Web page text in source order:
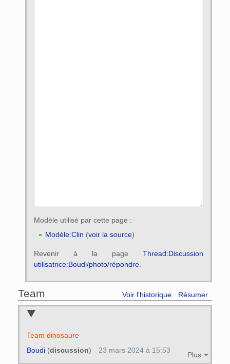
Modèle utilisé par cette page :
Modèle:Clin (voir la source)
Revenir à la pageThread:Discussion
utilisatrice:Boudi/photo/répondre.
Team Voir l’historique Résumer
Team dinosaure
Plus
Boudi(discussion) 23 mars 2024 à 15:53